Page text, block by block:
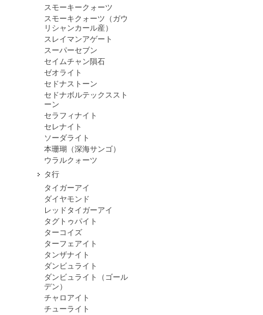
スモーキークォーツ
スモーキクォーツ（ガウ
リシャンカール産）
スレイマンアゲート
スーパーセブン
セイムチャン隕石
ゼオライト
セドナストーン
セドナボルテックススト
ーン
セラフィナイト
セレナイト
ソーダライト
本珊瑚（深海サンゴ）
ウラルクォーツ
タ行
タイガーアイ
ダイヤモンド
レッドタイガーアイ
タグトゥパイト
ターコイズ
ターフェアイト
タンザナイト
ダンビュライト
ダンビュライト（ゴール
デン）
チャロアイト
チューライト